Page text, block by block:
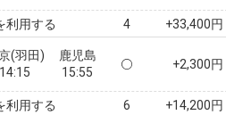
利用する 4 +33,400円
(羽田)
14:15
鹿児島
15:55
+2,300円
利用する 6 +14,200円